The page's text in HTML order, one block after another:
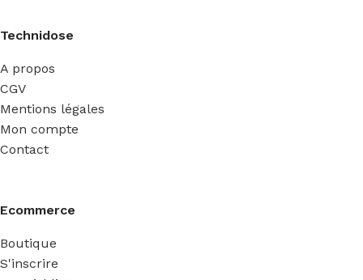
Technidose
A propos
CGV
Mentions légales
Mon compte
Contact
Ecommerce
Boutique
S'inscrire